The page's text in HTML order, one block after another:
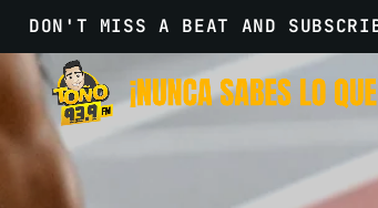
DON'T MISS A BEAT AND